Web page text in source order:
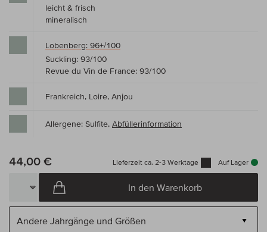
leicht & frisch
mineralisch
Lobenberg: 96+/100
Suckling: 93/100
Revue du Vin de France: 93/100
Frankreich, Loire, Anjou
Allergene: Sulfite, Abfüllerinformation
44,00 € Lieferzeit ca. 2-3 Werktage Auf Lager
In den Warenkorb